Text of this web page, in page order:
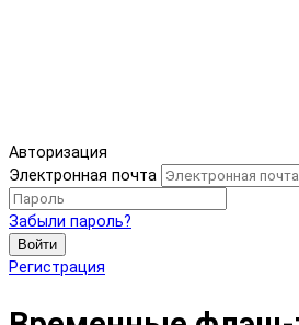
Авторизация
Электронная почта
Забыли пароль?
Войти
Регистрация